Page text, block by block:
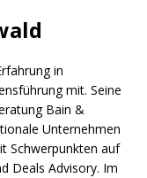
in
mit. Seine
Bain &
Unternehmen
Schwerpunkten auf
Deals Advisory. Im